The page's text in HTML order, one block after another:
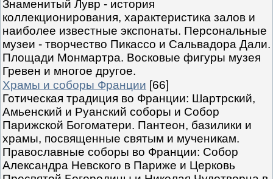
Знаменитый Лувр - история
коллекционирования, характеристика залов и
наиболее известные экспонаты. Персональные
музеи - творчество Пикассо и Сальвадора Дали.
Площади Монмартра. Восковые фигуры музея
Гревен и многое другое.
Храмы и соборы Франции [66]
Готическая традиция во Франции: Шартрский,
Амьенский и Руанский соборы и Собор
Парижской Богоматери. Пантеон, базилики и
храмы, посвященные святым и мученикам.
Православные соборы во Франции: Собор
Александра Невского в Париже и Церковь